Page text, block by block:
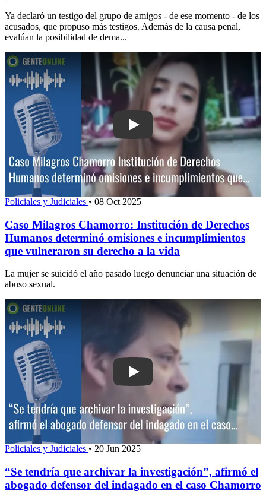
Ya declaró un testigo del grupo de amigos - de ese momento - de los
acusados, que propuso más testigos. Además de la causa penal,
evalúan la posibilidad de dema...
Play: Caso Milagros Chamorro:
Policiales y Judiciales • 08 Oct 2025
Caso Milagros Chamorro: Institución de Derechos
Humanos determinó omisiones e incumplimientos
que vulneraron su derecho a la vida
La mujer se suicidó el año pasado luego denunciar una situación de
abuso sexual.
Play: “Se tendría que archivar la
Policiales y Judiciales • 20 Jun 2025
“Se tendría que archivar la investigación”, afirmó el
abogado defensor del indagado en el caso Chamorro